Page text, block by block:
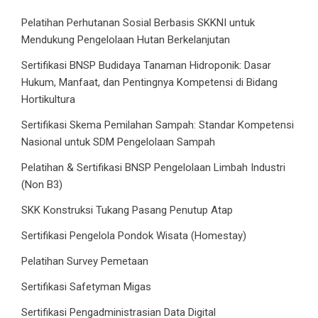
Pelatihan Perhutanan Sosial Berbasis SKKNI untuk
Mendukung Pengelolaan Hutan Berkelanjutan
Sertifikasi BNSP Budidaya Tanaman Hidroponik: Dasar
Hukum, Manfaat, dan Pentingnya Kompetensi di Bidang
Hortikultura
Sertifikasi Skema Pemilahan Sampah: Standar Kompetensi
Nasional untuk SDM Pengelolaan Sampah
Pelatihan & Sertifikasi BNSP Pengelolaan Limbah Industri
(Non B3)
SKK Konstruksi Tukang Pasang Penutup Atap
Sertifikasi Pengelola Pondok Wisata (Homestay)
Pelatihan Survey Pemetaan
Sertifikasi Safetyman Migas
Sertifikasi Pengadministrasian Data Digital